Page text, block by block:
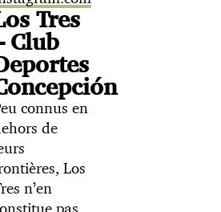
Tres
Club
connus en
de
Los
n’en
pas